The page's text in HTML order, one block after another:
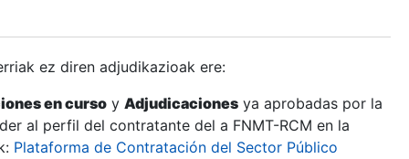
ez diren adjudikazioak ere:
en curso y Adjudicaciones ya aprobadas por la
al perfil del contratante del a FNMT-RCM en la
Plataforma de Contratación del Sector Público